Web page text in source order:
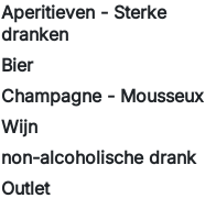
Aperitieven - Sterke
dranken
Bier
Champagne - Mousseux
Wijn
non-alcoholische drank
Outlet